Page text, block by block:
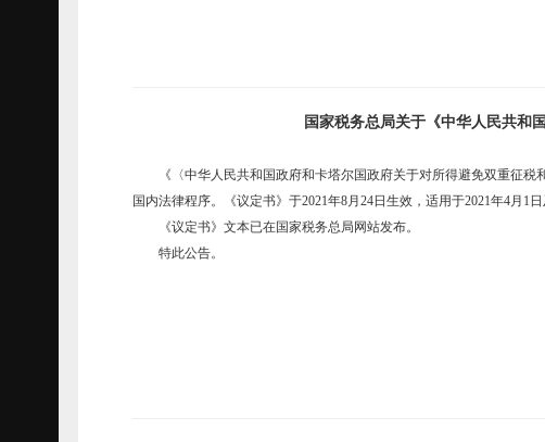
国家税务总局关于《中华人民共和
《〈中华人民共和国政府和卡塔尔国政府关于对所得避免双重征
国内法律程序。《议定书》于2021年8月24日生效，适用于2021年4月1日
《议定书》文本已在国家税务总局网站发布。
特此公告。